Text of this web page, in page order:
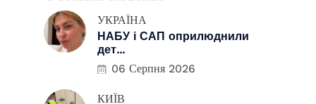
УКРАЇНА
НАБУ і САП оприлюднили
дет...
06 Серпня 2026
КИЇВ